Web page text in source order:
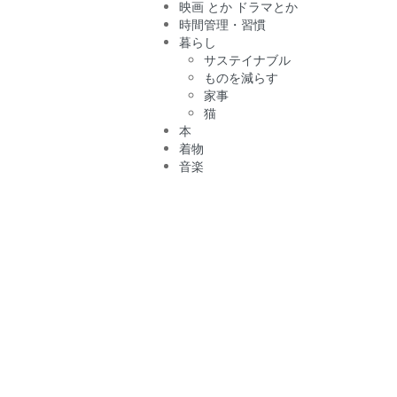
映画 とか ドラマとか
時間管理・習慣
暮らし
サステイナブル
ものを減らす
家事
猫
本
着物
音楽